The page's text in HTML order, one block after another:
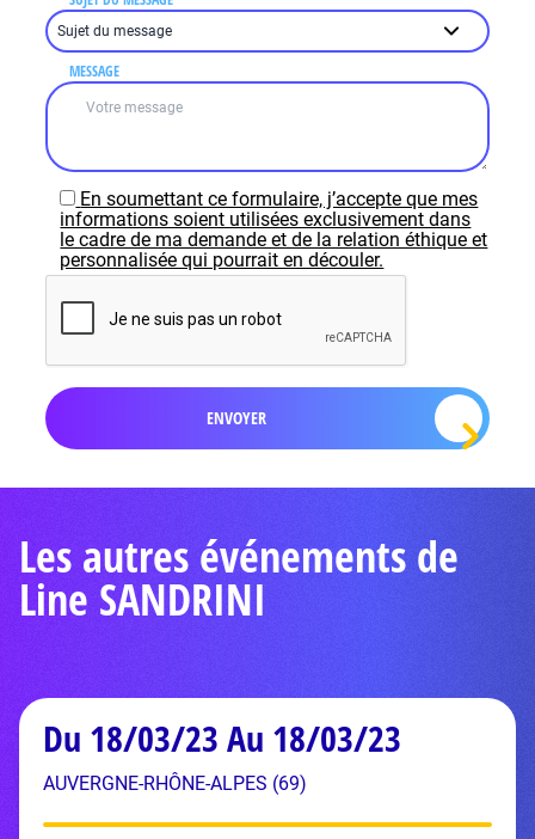
MESSAGE
En soumettant ce formulaire, j’accepte que mes
informations soient utilisées exclusivement dans
le cadre de ma demande et de la relation éthique et
personnalisée qui pourrait en découler.
Les autres événements de
Line SANDRINI
Du 18/03/23 Au 18/03/23
AUVERGNE-RHÔNE-ALPES (69)